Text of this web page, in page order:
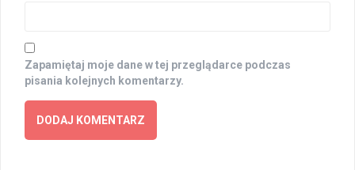
Zapamiętaj moje dane w tej przeglądarce podczas
pisania kolejnych komentarzy.